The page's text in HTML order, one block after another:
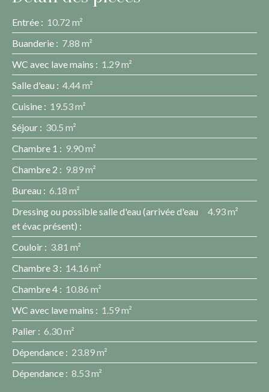
Entrée : 10.72 m²
Buanderie : 7.88 m²
WC avec lave mains : 1.29 m²
Salle d'eau : 4.44 m²
Cuisine : 19.53 m²
Séjour : 30.5 m²
Chambre 1 : 9.90 m²
Chambre 2 : 9.89 m²
Bureau : 6.18 m²
Dressing ou possible salle d'eau (arrivée d'eau
et évac présent) :
4.93 m²
Couloir : 3.81 m²
Chambre 3 : 14.16 m²
Chambre 4 : 10.86 m²
WC avec lave mains : 1.59 m²
Palier : 6.30 m²
Dépendance : 23.89 m²
Dépendance : 8.53 m²